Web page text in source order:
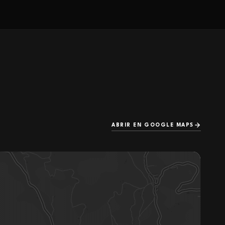
ABRIR EN GOOGLE MAPS